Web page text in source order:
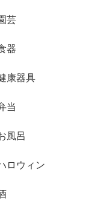
芸
器
康器具
当
風呂
ロウィン